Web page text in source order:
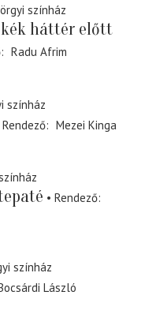
színház
háttér előtt
Radu Afrim
színház
Rendező
Mezei Kinga
Rendező
színház
László